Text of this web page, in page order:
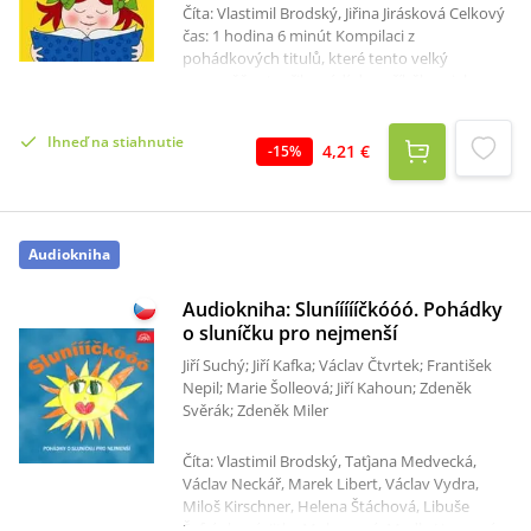
Číta: Vlastimil Brodský, Jiřina Jirásková Celkový
čas: 1 hodina 6 minút Kompilaci z
pohádkových titulů, které tento velký
panence a motýlu Emanuelovi. I další pohádky
malí posluchači znají, ale v této sestavě je
možná poněkud překvapí!
Ihneď na stiahnutie -15% 4,21 €
Audiokniha
Audiokniha: Sluníííííčkóóó. Pohádky
o sluníčku pro nejmenší
Jiří Suchý; Jiří Kafka; Václav Čtvrtek; František
Nepil; Marie Šolleová; Jiří Kahoun; Zdeněk
Svěrák; Zdeněk Miler
Číta: Vlastimil Brodský, Taťjana Medvecká,
Václav Neckář, Marek Libert, Václav Vydra,
Miloš Kirschner, Helena Štáchová, Libuše